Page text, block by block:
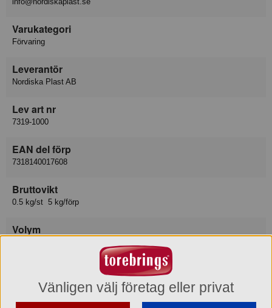
Varukategori
Förvaring
Leverantör
Nordiska Plast AB
Lev art nr
7319-1000
EAN del förp
7318140017608
Bruttovikt
0.5 kg/st 5 kg/förp
Volym
Relaterade produkter
Förvaringskorg Star Basket 1 L Antracitgrå Nordiska
Vänligen välj företag eller privat